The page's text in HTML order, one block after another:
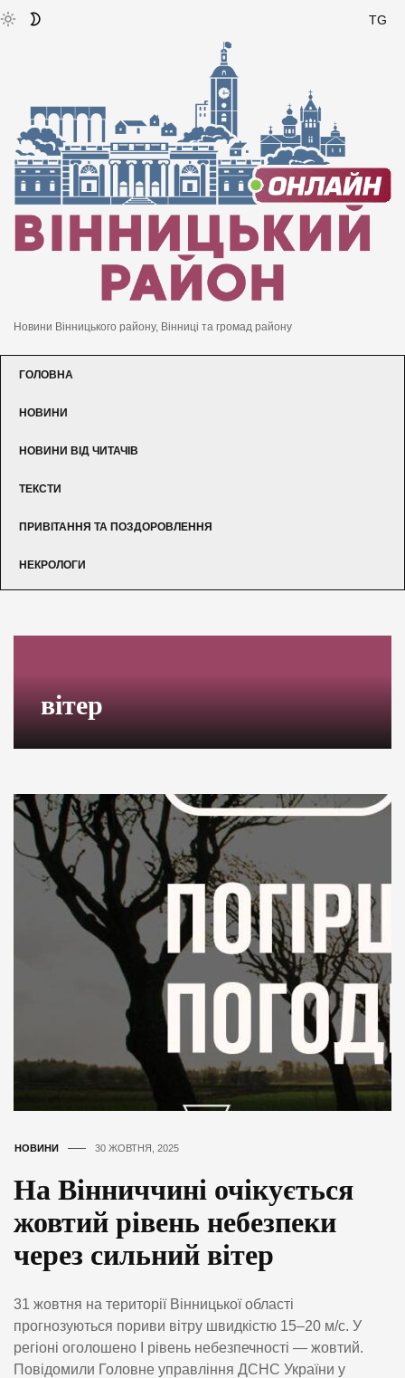
TG
Новини Вінницького району, Вінниці та громад району
ГОЛОВНА
НОВИНИ
НОВИНИ ВІД ЧИТАЧІВ
ТЕКСТИ
ПРИВІТАННЯ ТА ПОЗДОРОВЛЕННЯ
НЕКРОЛОГИ
вітер
НОВИНИ 30 ЖОВТНЯ, 2025
На Вінниччині очікується
жовтий рівень небезпеки
через сильний вітер
31 жовтня на території Вінницької області
прогнозуються пориви вітру швидкістю 15–20 м/с. У
регіоні оголошено І рівень небезпечності — жовтий.
Повідомили Головне управління ДСНС України у